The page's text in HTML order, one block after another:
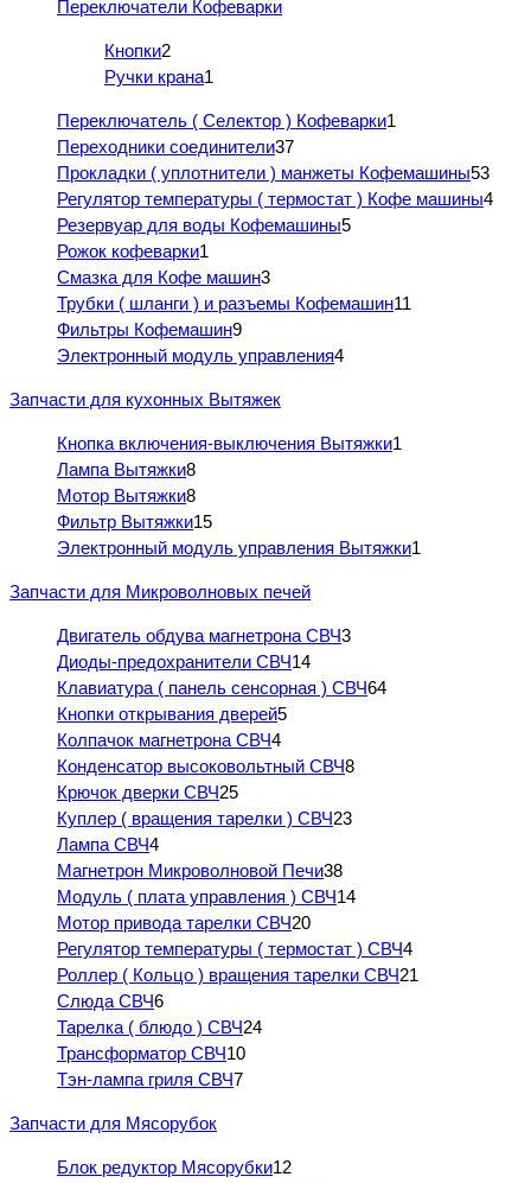
Переключатели Кофеварки
Кнопки2
Ручки крана1
Переключатель ( Селектор ) Кофеварки1
Переходники соединители37
Прокладки ( уплотнители ) манжеты Кофемашины53
Регулятор температуры ( термостат ) Кофе машины4
Резервуар для воды Кофемашины5
Рожок кофеварки1
Смазка для Кофе машин3
Трубки ( шланги ) и разъемы Кофемашин11
Фильтры Кофемашин9
Электронный модуль управления4
Запчасти для кухонных Вытяжек
Кнопка включения-выключения Вытяжки1
Лампа Вытяжки8
Мотор Вытяжки8
Фильтр Вытяжки15
Электронный модуль управления Вытяжки1
Запчасти для Микроволновых печей
Двигатель обдува магнетрона СВЧ3
Диоды-предохранители СВЧ14
Клавиатура ( панель сенсорная ) СВЧ64
Кнопки открывания дверей5
Колпачок магнетрона СВЧ4
Конденсатор высоковольтный СВЧ8
Крючок дверки СВЧ25
Куплер ( вращения тарелки ) СВЧ23
Лампа СВЧ4
Магнетрон Микроволновой Печи38
Модуль ( плата управления ) СВЧ14
Мотор привода тарелки СВЧ20
Регулятор температуры ( термостат ) СВЧ4
Роллер ( Кольцо ) вращения тарелки СВЧ21
Слюда СВЧ6
Тарелка ( блюдо ) СВЧ24
Трансформатор СВЧ10
Тэн-лампа гриля СВЧ7
Запчасти для Мясорубок
Блок редуктор Мясорубки12